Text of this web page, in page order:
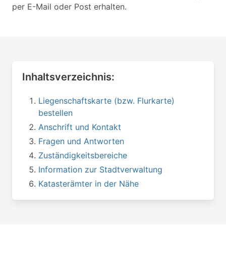
per E-Mail oder Post erhalten.
Inhaltsverzeichnis:
Liegenschaftskarte (bzw. Flurkarte)
bestellen
Anschrift und Kontakt
Fragen und Antworten
Zuständigkeitsbereiche
Information zur Stadtverwaltung
Katasterämter in der Nähe